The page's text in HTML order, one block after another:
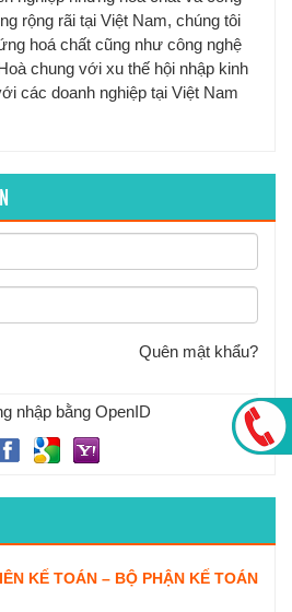
rộng rãi tại Việt Nam, chúng tôi
hoá chất cũng như công nghệ
chung với xu thế hội nhập kinh
các doanh nghiệp tại Việt Nam
Quên mật khẩu?
nhập bằng OpenID
KẾ TOÁN – BỘ PHẬN KẾ TOÁN